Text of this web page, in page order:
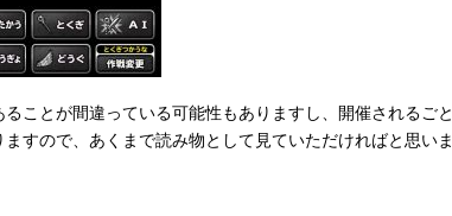
ことが間違っている可能性もありますし、開催されるごと
すので、あくまで読み物として見ていただければと思いま